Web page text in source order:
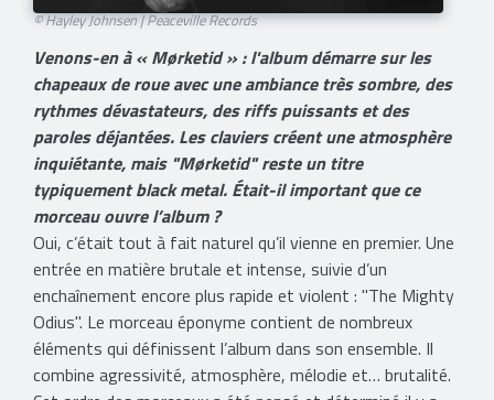
© Hayley Johnsen | Peaceville Records
Venons-en à « Mørketid » : l'album démarre sur les
chapeaux de roue avec une ambiance très sombre, des
rythmes dévastateurs, des riffs puissants et des
paroles déjantées. Les claviers créent une atmosphère
inquiétante, mais "Mørketid" reste un titre
typiquement black metal. Était-il important que ce
morceau ouvre l’album ?
Oui, c’était tout à fait naturel qu’il vienne en premier. Une
entrée en matière brutale et intense, suivie d’un
enchaînement encore plus rapide et violent : "The Mighty
Odius". Le morceau éponyme contient de nombreux
éléments qui définissent l’album dans son ensemble. Il
combine agressivité, atmosphère, mélodie et… brutalité.